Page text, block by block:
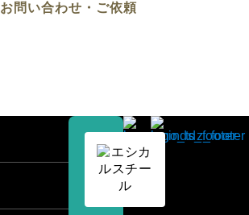
お問い合わせ・ご依頼